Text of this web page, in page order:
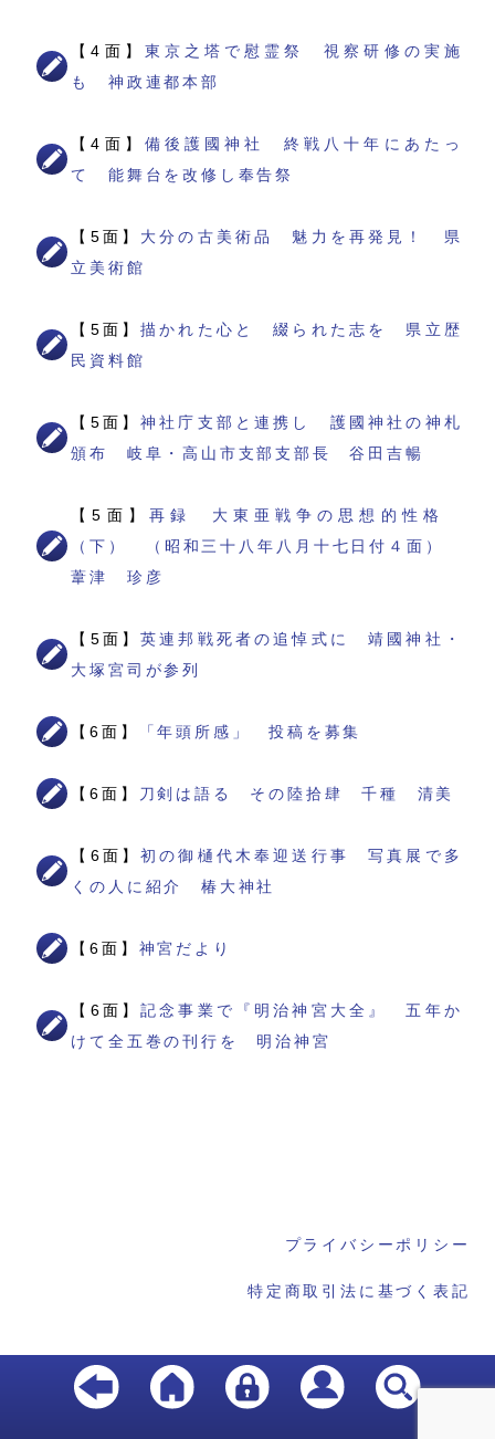
【4面】 東京之塔で慰霊祭 視察研修の実施
も 神政連都本部
【4面】 備後護國神社 終戦八十年にあたっ
て 能舞台を改修し奉告祭
【5面】 大分の古美術品 魅力を再発見！ 県
立美術館
【5面】描かれた心と 綴られた志を 県立歴
民資料館
【5面】神社庁支部と連携し 護國神社の神札
頒布 岐阜・高山市支部支部長 谷田吉暢
【5面】 再録 大東亜戦争の思想的性格
（下） （昭和三十八年八月十七日付４面）
葦津 珍彦
【5面】英連邦戦死者の追悼式に 靖國神社・
大塚宮司が参列
【6面】 「年頭所感」 投稿を募集
【6面】 刀剣は語る その陸拾肆 千種 清美
【6面】初の御樋代木奉迎送行事 写真展で多
くの人に紹介 椿大神社
【6面】 神宮だより
【6面】記念事業で『明治神宮大全』 五年か
けて全五巻の刊行を 明治神宮
プライバシーポリシー
特定商取引法に基づく表記